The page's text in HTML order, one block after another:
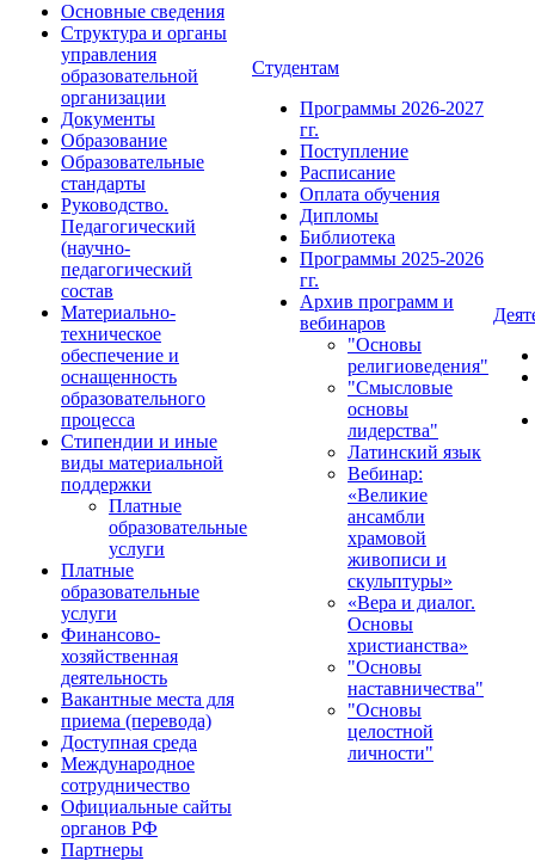
Основные сведения
Структура и органы
управления
образовательной
организации
Документы
Образование
Образовательные
стандарты
Руководство.
Педагогический
(научно-
педагогический
состав
Материально-
техническое
обеспечение и
оснащенность
образовательного
процесса
Стипендии и иные
виды материальной
поддержки
Платные
образовательные
услуги
Платные
образовательные
услуги
Финансово-
хозяйственная
деятельность
Вакантные места для
приема (перевода)
Доступная среда
Международное
сотрудничество
Официальные сайты
органов РФ
Партнеры
Студентам
Программы 2026-2027
гг.
Поступление
Расписание
Оплата обучения
Дипломы
Библиотека
Программы 2025-2026
гг.
Архив программ и
вебинаров
"Основы
религиоведения"
"Смысловые
основы
лидерства"
Латинский язык
Вебинар:
«Великие
ансамбли
храмовой
живописи и
скульптуры»
«Вера и диалог.
Основы
христианства»
"Основы
наставничества"
"Основы
целостной
личности"